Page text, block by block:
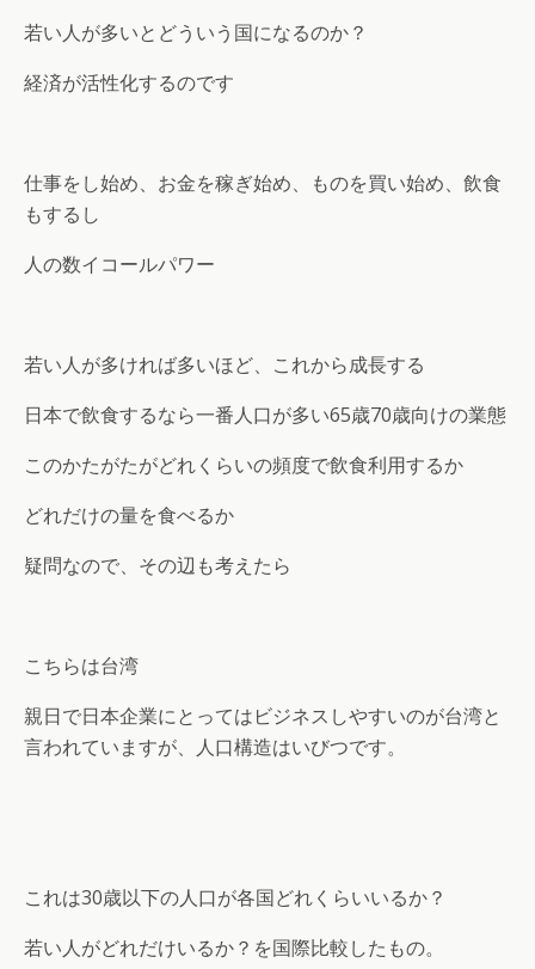
若い人が多いとどういう国になるのか？
経済が活性化するのです
仕事をし始め、お金を稼ぎ始め、ものを買い始め、飲食
もするし
人の数イコールパワー
若い人が多ければ多いほど、これから成長する
日本で飲食するなら一番人口が多い65歳70歳向けの業態
このかたがたがどれくらいの頻度で飲食利用するか
どれだけの量を食べるか
疑問なので、その辺も考えたら
こちらは台湾
親日で日本企業にとってはビジネスしやすいのが台湾と
言われていますが、人口構造はいびつです。
これは30歳以下の人口が各国どれくらいいるか？
若い人がどれだけいるか？を国際比較したもの。